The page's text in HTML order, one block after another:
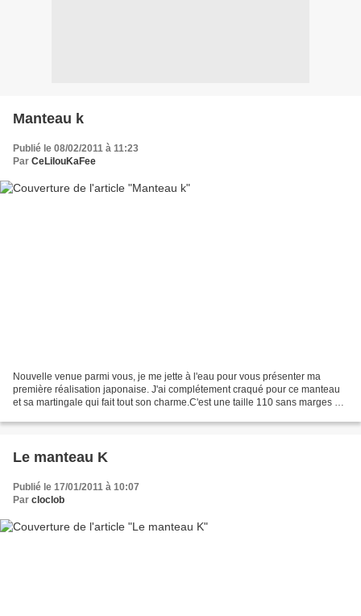
Manteau k
Publié le 08/02/2011 à 11:23
Par CeLilouKaFee
Nouvelle venue parmi vous, je me jette à l'eau pour vous présenter ma
première réalisation japonaise. J'ai complétement craqué pour ce manteau
et sa martingale qui fait tout son charme.C'est une taille 110 sans marges de
Le manteau K
Publié le 17/01/2011 à 10:07
Par cloclob